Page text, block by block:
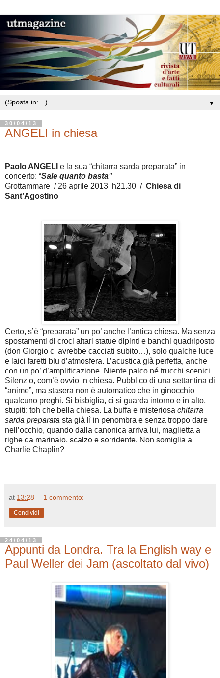
▼
30/04/13
ANGELI in chiesa
Paolo ANGELI e la sua “chitarra sarda preparata” in
concerto: “Sale quanto basta”
Grottammare / 26 aprile 2013 h21.30 / Chiesa di
Sant’Agostino
Certo, s’è “preparata” un po’ anche l’antica chiesa. Ma senza
spostamenti di croci altari statue dipinti e banchi quadriposto
(don Giorgio ci avrebbe cacciati subito…), solo qualche luce
e laici faretti blu d’atmosfera. L’acustica già perfetta, anche
con un po’ d’amplificazione. Niente palco né trucchi scenici.
Silenzio, com’è ovvio in chiesa. Pubblico di una settantina di
“anime”, ma stasera non è automatico che in ginocchio
qualcuno preghi. Si bisbiglia, ci si guarda intorno e in alto,
stupiti: toh che bella chiesa. La buffa e misteriosa chitarra
sarda preparata sta già lì in penombra e senza troppo dare
nell’occhio, quando dalla canonica arriva lui, maglietta a
righe da marinaio, scalzo e sorridente. Non somiglia a
Charlie Chaplin?
at 13:28 1 commento:
Condividi
24/04/13
Appunti da Londra. Tra la English way e
Paul Weller dei Jam (ascoltato dal vivo)